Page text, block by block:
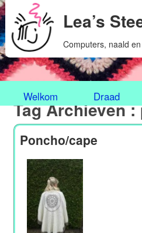
Lea’s
Computers, naald
Welkom Draad
Tag Archieven
Poncho/cape